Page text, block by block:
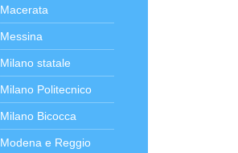
Macerata
Messina
Milano statale
Milano Politecnico
Milano Bicocca
Modena e Reggio